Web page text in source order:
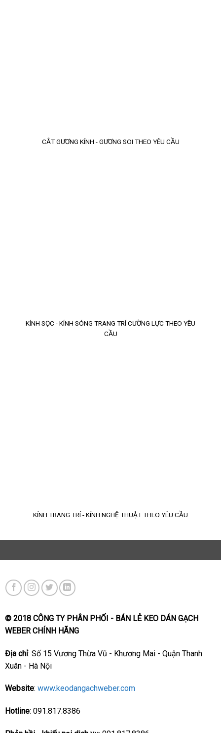
CẮT GƯƠNG KÍNH - GƯƠNG SOI THEO YÊU CẦU
KÍNH SỌC - KÍNH SÓNG TRANG TRÍ CƯỜNG LỰC THEO YÊU
CẦU
KÍNH TRANG TRÍ - KÍNH NGHỆ THUẬT THEO YÊU CẦU
© 2018 CÔNG TY PHÂN PHỐI - BÁN LẺ KEO DÁN GẠCH
WEBER CHÍNH HÃNG
Địa chỉ: Số 15 Vương Thừa Vũ - Khương Mai - Quận Thanh
Xuân - Hà Nội
Website: www.keodangachweber.com
Hotline: 091.817.8386